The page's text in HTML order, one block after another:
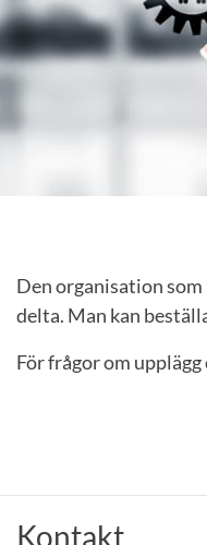
Den organisation
delta. Man kan
För frågor om
Kontakt